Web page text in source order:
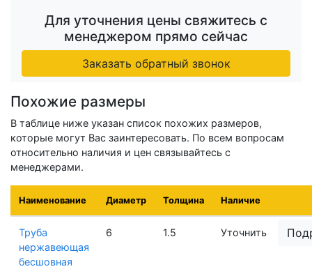
Для уточнения цены свяжитесь с
менеджером прямо сейчас
Заказать обратный звонок
Похожие размеры
В таблице ниже указан список похожих размеров,
которые могут Вас заинтересовать. По всем вопросам
относительно наличия и цен связывайтесь с
менеджерами.
Наименование Диаметр Толщина Наличие
Труба
нержавеющая
бесшовная
6 1.5 Уточнить